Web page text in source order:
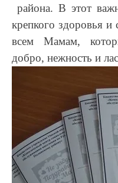
района. В этот
крепкого здоровья и
всем Мамам,
добро, нежность и